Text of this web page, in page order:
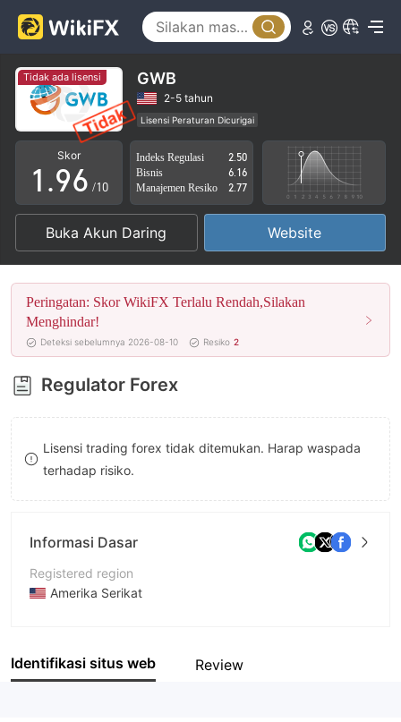
Tidak ada lisensi GWB
2-5 tahun
Lisensi Peraturan Dicurigai
Lingkup Bisnis Mencurigakan
Potensi risiko tinggi
Skor
0
1
2
3
4
5
6
7
8
9
.
5
6
7
8
9
2
3
4
5
6
7
8
9
/10
Indeks Regulasi
2.50
Bisnis
6.16
Manajemen Resiko
2.77
Buka Akun Daring Website
Peringatan: Skor WikiFX Terlalu Rendah,Silakan
Menghindar!
Deteksi sebelumnya 2026-08-10 Resiko 2
Regulator Forex
Lisensi trading forex tidak ditemukan. Harap waspada
terhadap risiko.
Informasi Dasar
Registered region
Amerika Serikat
Nama perusahaan
Identifikasi situs web Review